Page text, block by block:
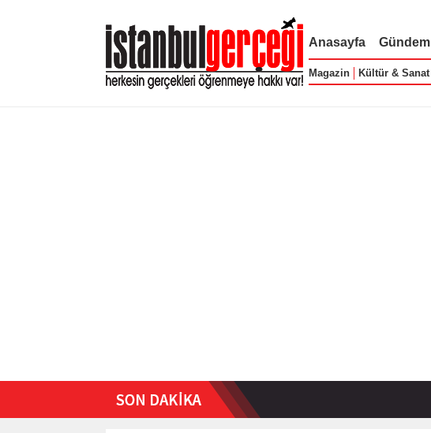
Anasayfa Gündem
Magazin Kültür & Sanat